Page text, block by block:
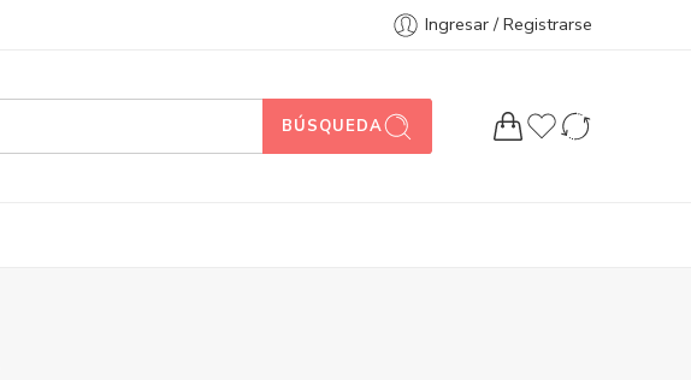
Ingresar / Registrarse
BÚSQUEDA